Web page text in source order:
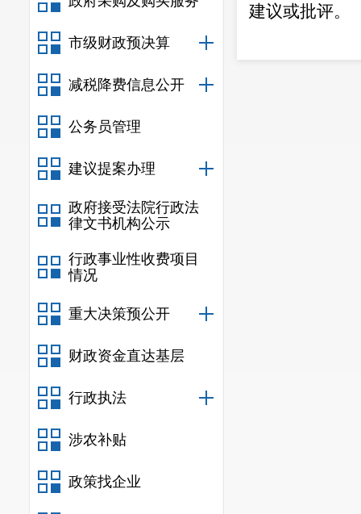
市级财政预决算
减税降费信息公开
公务员管理
建议提案办理
政府接受法院行政法
律文书机构公示
行政事业性收费项目
情况
重大决策预公开
财政资金直达基层
行政执法
涉农补贴
政策找企业
建议或批评。